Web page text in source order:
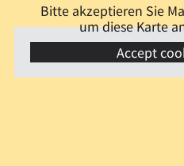
Bitte akzeptieren Sie
um diese Karte
Accept